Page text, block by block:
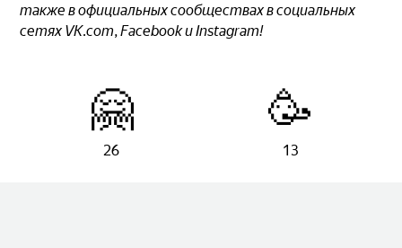
также в официальных сообществах в социальных
сетях VK.com, Facebook и Instagram!
🤗
26
🥳
13